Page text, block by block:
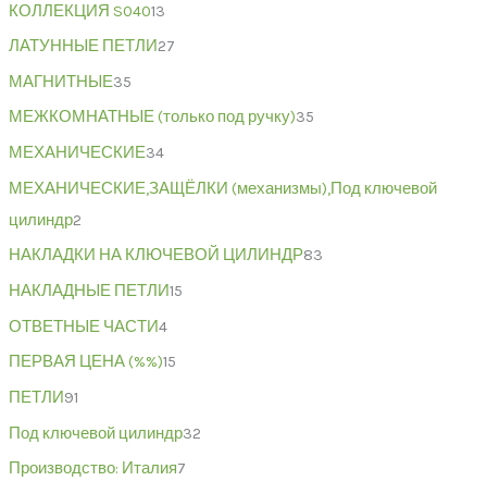
КОЛЛЕКЦИЯ S04013
ЛАТУННЫЕ ПЕТЛИ27
МАГНИТНЫЕ35
МЕЖКОМНАТНЫЕ (только под ручку)35
МЕХАНИЧЕСКИЕ34
МЕХАНИЧЕСКИЕ,ЗАЩЁЛКИ (механизмы),Под ключевой
цилиндр2
НАКЛАДКИ НА КЛЮЧЕВОЙ ЦИЛИНДР83
НАКЛАДНЫЕ ПЕТЛИ15
ОТВЕТНЫЕ ЧАСТИ4
ПЕРВАЯ ЦЕНА (%%)15
ПЕТЛИ91
Под ключевой цилиндр32
Производство: Италия7